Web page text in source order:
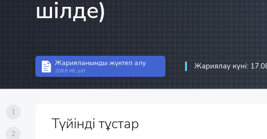
Ақпараттық-коммуникациялық
байланыс статистикасы
шілде)
Жарияланымды жүктеп алу
208.6 Кб, pdf Жариялау күні:
1
2
Түйінді тұстар